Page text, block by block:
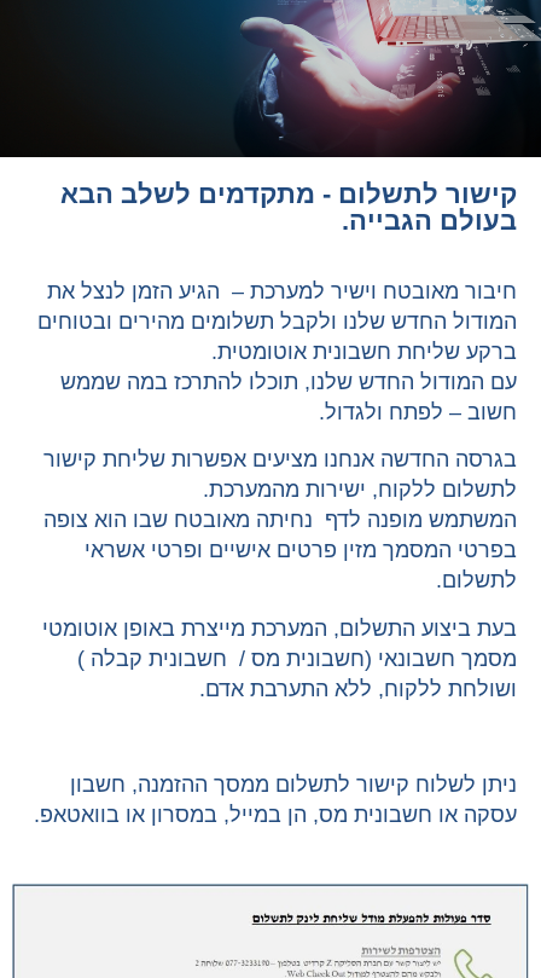
קישור לתשלום - מתקדמים לשלב הבא
בעולם הגבייה.
חיבור מאובטח וישיר למערכת – הגיע הזמן לנצל את
המודול החדש שלנו ולקבל תשלומים מהירים ובטוחים
ברקע שליחת חשבונית אוטומטית.
עם המודול החדש שלנו, תוכלו להתרכז במה שממש
חשוב – לפתח ולגדול.
בגרסה החדשה אנחנו מציעים אפשרות שליחת קישור
לתשלום ללקוח, ישירות מהמערכת.
המשתמש מופנה לדף נחיתה מאובטח שבו הוא צופה
בפרטי המסמך מזין פרטים אישיים ופרטי אשראי
לתשלום.
בעת ביצוע התשלום, המערכת מייצרת באופן אוטומטי
מסמך חשבונאי (חשבונית מס / חשבונית קבלה )
ושולחת ללקוח, ללא התערבת אדם.
ניתן לשלוח קישור לתשלום ממסך ההזמנה, חשבון
עסקה או חשבונית מס, הן במייל, במסרון או בוואטאפ.